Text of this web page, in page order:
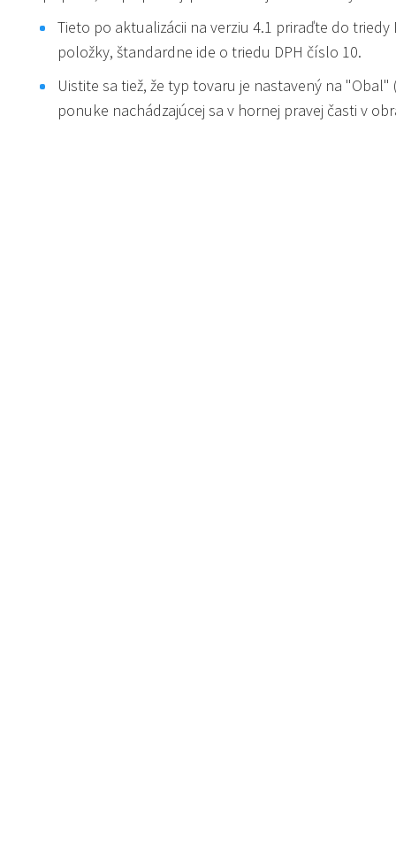
Tieto po aktualizácii na verziu 4.1 priraďte do
položky, štandardne ide o triedu DPH číslo 10.
Uistite sa tiež, že typ tovaru je nastavený na
ponuke nachádzajúcej sa v hornej pravej časti v